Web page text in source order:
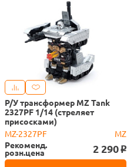
Р/У трансформер MZ Tank
2327PF 1/14 (стреляет
присосками)
MZ-2327PF
MZ
Рекоменд.
розн.цена 2 290 o